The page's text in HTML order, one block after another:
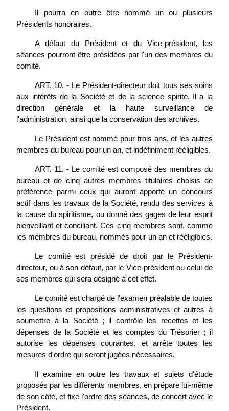
Il pourra en outre être nommé un ou plusieurs
Présidents honoraires.
A défaut du Président et du Vice-président, les
séances pourront être présidées par l'un des membres du
comité.
ART. 10. - Le Président-directeur doit tous ses soins
aux intérêts de la Société et de la science spirite. Il a la
direction générale et la haute surveillance de
l'administration, ainsi que la conservation des archives.
Le Président est nommé pour trois ans, et les autres
membres du bureau pour un an, et indéfiniment rééligibles.
ART. 11. - Le comité est composé des membres du
bureau et de cinq autres membres titulaires choisis de
préférence parmi ceux qui auront apporté un concours
actif dans les travaux de la Société, rendu des services à
la cause du spiritisme, ou donné des gages de leur esprit
bienveillant et conciliant. Ces cinq membres sont, comme
les membres du bureau, nommés pour un an et rééligibles.
Le comité est présidé de droit par le Président-
directeur, ou à son défaut, par le Vice-président ou celui de
ses membres qui sera désigné à cet effet.
Le comité est chargé de l'examen préalable de toutes
les questions et propositions administratives et autres à
soumettre à la Société ; il contrôle les recettes et les
dépenses de la Société et les comptes du Trésorier ; il
autorise les dépenses courantes, et arrête toutes les
mesures d'ordre qui seront jugées nécessaires.
Il examine en outre les travaux et sujets d'étude
proposés par les différents membres, en prépare lui-même
de son côté, et fixe l'ordre des séances, de concert avec le
Président.